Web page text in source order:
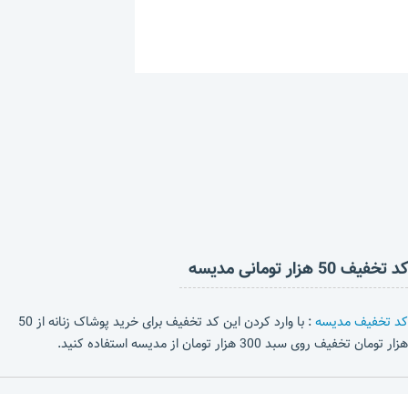
کد تخفیف 50 هزار تومانی مدیسه
کد تخفیف مدیسه
: با وارد کردن این کد تخفیف برای خرید پوشاک زنانه از 50
هزار تومان تخفیف روی سبد 300 هزار تومان از مدیسه استفاده کنید.